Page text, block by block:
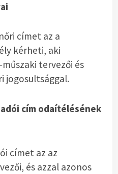
címet az a
kérheti, aki
tervezői és
jogosultsággal.
cím odaítélésének
címet az az
és azzal azonos